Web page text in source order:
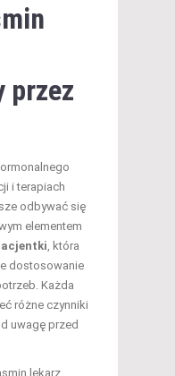
przez
i terapiach
odbywać się
elementem
, która
dostosowanie
Każda
różne czynniki
uwagę przed
lekarz